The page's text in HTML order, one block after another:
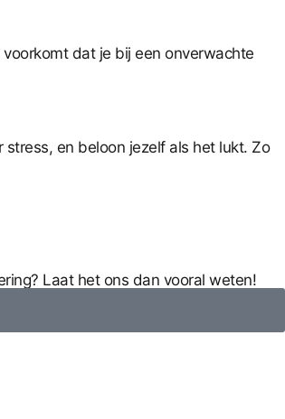
dat je bij een onverwachte
en beloon jezelf als het lukt. Zo
Laat het ons dan vooral weten!